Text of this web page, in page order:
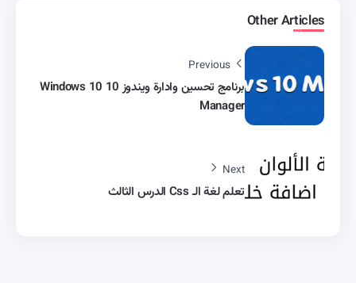
Other Articles
Previous
برنامج تحسين وادارة ويندوز 10 Windows 10
Manager
Next
تعلم لغة الـ Css الدرس الثالث